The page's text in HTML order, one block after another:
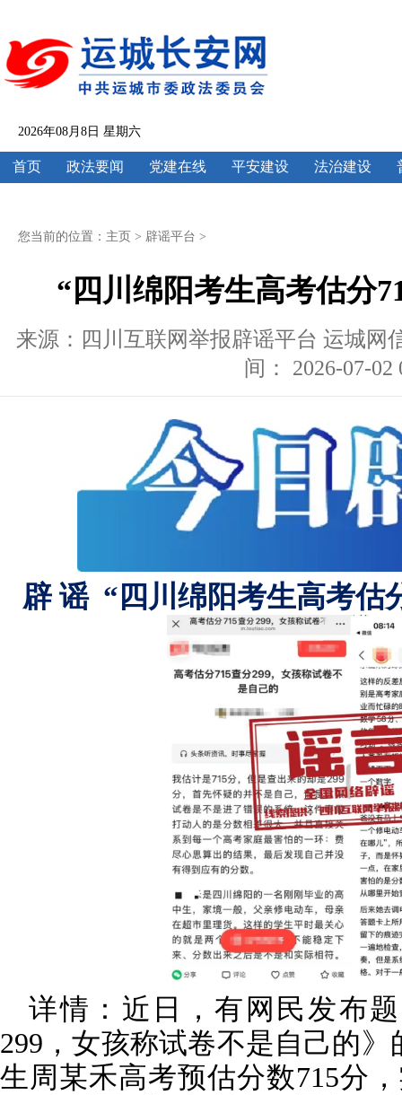
2026年08月8日 星期六
首页 政法要闻 党建在线 平安建设 法治建设
您当前的位置： 主页 > 辟谣平台 >
“四川绵阳考生高考估分
来源：四川互联网举报辟谣平台 运城网
间： 2026-07-02
辟 谣 “四川绵阳考生高考估
详情：近日，有网民发布
299，女孩称试卷不是自己的
生周某禾高考预估分数715分